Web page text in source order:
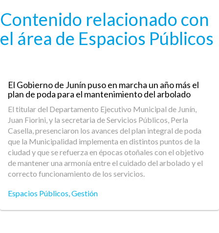
Contenido relacionado con
el área de Espacios Públicos
El Gobierno de Junín puso en marcha un año más el
plan de poda para el mantenimiento del arbolado
El titular del Departamento Ejecutivo Municipal de Junín,
Juan Fiorini, y la secretaria de Servicios Públicos, Perla
Casella, presenciaron los avances del plan integral de poda
que la Municipalidad implementa en distintos puntos de la
ciudad y que se refuerza en épocas otoñales con el objetivo
de mantener una armonía entre el cuidado del arbolado y el
correcto funcionamiento de los servicios.
Espacios Públicos,Gestión